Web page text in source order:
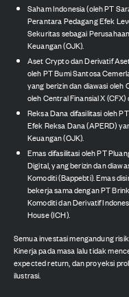
Saham Indonesia (oleh PT
Perantara Pedagang Efek
Sekuritas sebagai
Keuangan (OJK).
Aset Crypto dan Derivatif
oleh PT Bumi Santosa
yang berizin dan diawasi oleh
oleh Central Finansial X
Reksa Dana difasilitasi oleh
Efek Reksa Dana (APERD)
Keuangan (OJK).
Emas difasilitasi oleh PT
Digital, yang berizin dan
Komoditi (Bappebti). Emas
bekerja sama dengan PT
Komoditi dan Derivatif
House (ICH).
Semua investasi mengandung
Kinerja pada masa lalu tidak
expected return, dan proyeksi
ilustrasi.